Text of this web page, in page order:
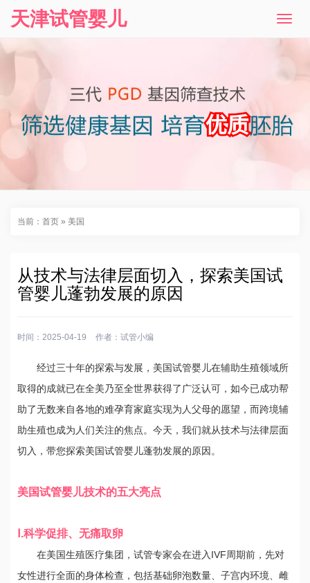
T
v
i
g
天津试管婴儿
当前： 首页 » 美国
从技术与法律层面切入，探索美国试
管婴儿蓬勃发展的原因
时间：2025-04-19 作者： 试管小编
经过三十年的探索与发展，美国试管婴儿在辅助生殖领域所
取得的成就已在全美乃至全世界获得了广泛认可，如今已成功帮
助了无数来自各地的难孕育家庭实现为人父母的愿望，而跨境辅
助生殖也成为人们关注的焦点。今天，我们就从技术与法律层面
切入，带您探索美国试管婴儿蓬勃发展的原因。
美国试管婴儿技术的五大亮点
Ⅰ.科学促排、无痛取卵
在美国生殖医疗集团，试管专家会在进入IVF周期前，先对
女性进行全面的身体检查，包括基础卵泡数量、子宫内环境、雌